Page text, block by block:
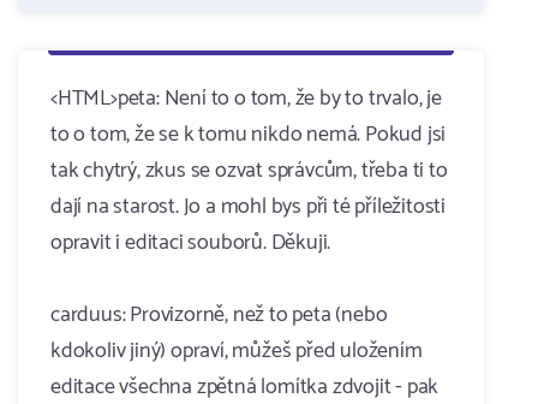
<HTML>peta: Není to o tom, že by to trvalo, je
to o tom, že se k tomu nikdo nemá. Pokud jsi
tak chytrý, zkus se ozvat správcům, třeba ti to
dají na starost. Jo a mohl bys při té příležitosti
opravit i editaci souborů. Děkuji.
carduus: Provizorně, než to peta (nebo
kdokoliv jiný) opraví, můžeš před uložením
editace všechna zpětná lomítka zdvojit - pak